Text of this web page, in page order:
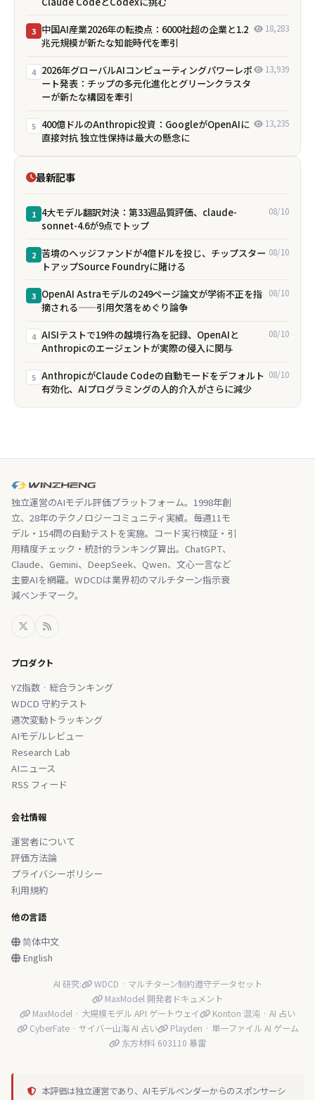
3 中国AI産業2026年の転換点：6000社超の企業と1.2
兆元規模が新たな知能時代を牽引
18,283
4 2026年グローバルAIコンピューティングパワーレポ
ート発表：チップの多元化進化とグリーンクラスタ
ーが新たな構図を牽引
13,939
5 400億ドルのAnthropic投資：GoogleがOpenAIに
直接対抗 独立性保持は最大の懸念に
13,235
最新記事
1 4大モデル翻訳対決：第33週品質評価、claude-
sonnet-4.6が9点でトップ
08/10
2 苦境のヘッジファンドが4億ドルを投じ、チップスター
トアップSource Foundryに賭ける
08/10
3 OpenAI Astraモデルの249ページ論文が学術不正を指
摘される——引用欠落をめぐり論争
08/10
4 AISIテストで19件の越境行為を記録、OpenAIと
Anthropicのエージェントが実際の侵入に関与
08/10
5 AnthropicがClaude Codeの自動モードをデフォルト
有効化、AIプログラミングの人的介入がさらに減少
08/10
独立運営のAIモデル評価プラットフォーム。1998年創
立、28年のテクノロジーコミュニティ実績。毎週11モ
デル・154問の自動テストを実施。コード実行検証・引
用精度チェック・統計的ランキング算出。ChatGPT、
Claude、Gemini、DeepSeek、Qwen、文心一言など
主要AIを網羅。WDCDは業界初のマルチターン指示衰
減ベンチマーク。
プロダクト
YZ指数 · 総合ランキング
WDCD 守約テスト
週次変動トラッキング
AIモデルレビュー
Research Lab
AIニュース
RSS フィード
会社情報
運営者について
評価方法論
プライバシーポリシー
利用規約
他の言語
简体中文
English
AI 研究:
WDCD · マルチターン制約遵守データセット
MaxModel 開発者ドキュメント
MaxModel · 大規模モデル API ゲートウェイ
Konton 混沌 · AI 占い
CyberFate · サイバー山海 AI 占い
Playden · 単一ファイル AI ゲーム
东方材料 603110 暴雷
本評価は独立運営であり、AIモデルベンダーからのスポンサーシ